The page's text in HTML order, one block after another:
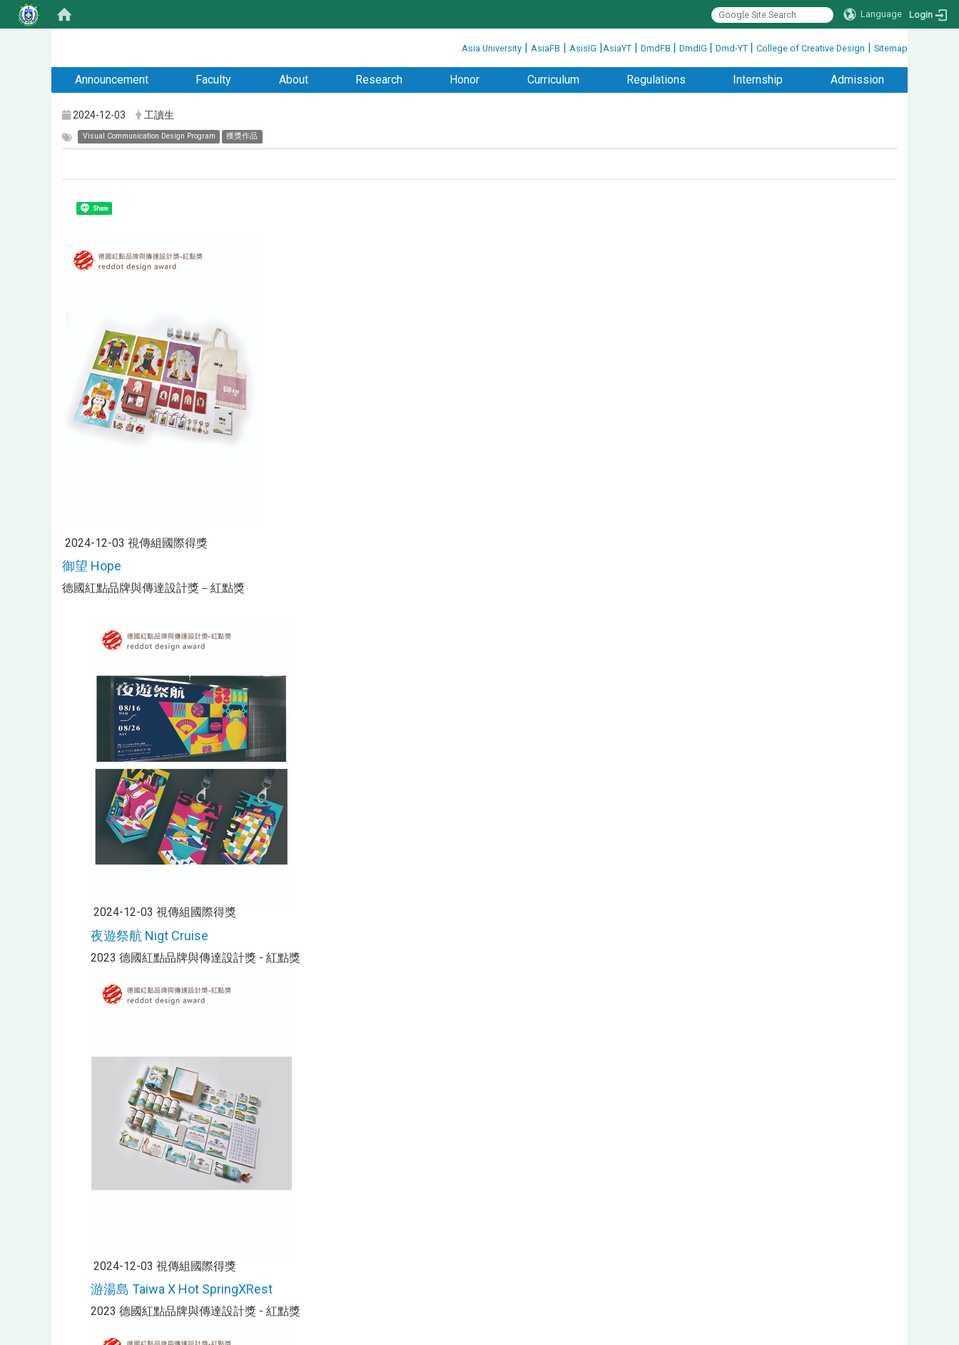
Language Login
Asia University | AsiaFB | AsisIG |AsiaYT | DmdFB | DmdIG | Dmd-YT | College of Creative Design | Sitemap
Announcement Faculty About Research Honor Curriculum Regulations Internship Admission
2024-12-03 工讀生
Visual Communication Design Program 獲獎作品
Share
2024-12-03 視傳組國際得獎
御望 Hope
德國紅點品牌與傳達設計獎－紅點獎
2024-12-03 視傳組國際得獎
夜遊祭航 Nigt Cruise
2023 德國紅點品牌與傳達設計獎 - 紅點獎
2024-12-03 視傳組國際得獎
游湯島 Taiwa X Hot SpringXRest
2023 德國紅點品牌與傳達設計獎 - 紅點獎